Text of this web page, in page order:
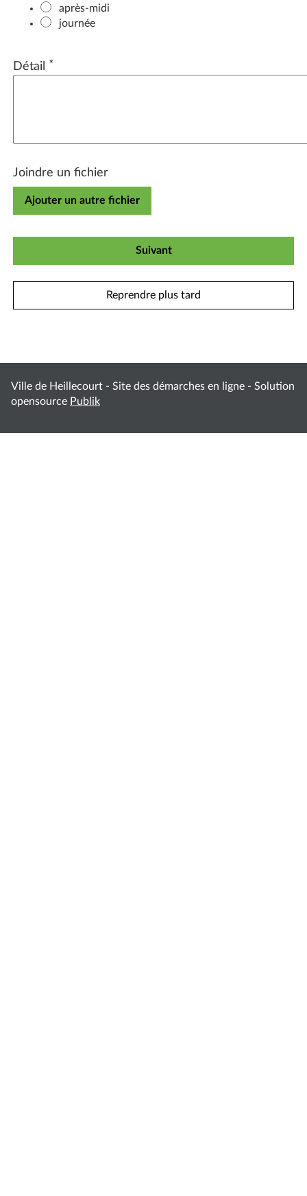
après-midi
journée
Détail *
Joindre un fichier
Ajouter un autre fichier
Suivant
Reprendre plus tard
Ville de Heillecourt - Site des démarches en ligne - Solution
opensource Publik